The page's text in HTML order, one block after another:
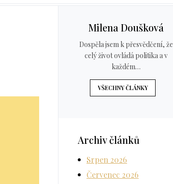
Milena Doušková
Dospěla jsem k přesvědčení, že
celý život ovládá politika a v
každém…
VŠECHNY ČLÁNKY
Archiv článků
Srpen 2026
Červenec 2026